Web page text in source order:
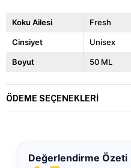
Koku Ailesi Fresh
Cinsiyet Unisex
Boyut 50 ML
ÖDEME SEÇENEKLERI
Değerlendirme Özeti